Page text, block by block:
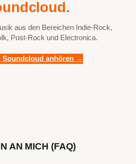
aus den Bereichen Indie-Rock,
Post-Rock und Electronica.
Soundcloud anhören →
AN MICH (FAQ)